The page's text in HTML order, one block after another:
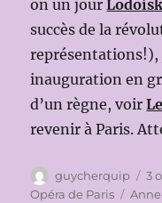
on un jour
succès de la
représentations!),
inauguration en
d’un règne, voir
revenir à Paris.
Auteur
guycherquip
le
3
Opéra de Paris